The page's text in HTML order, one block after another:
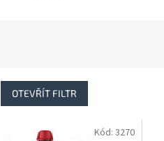
OTEVŘÍT FILTR
Kód: 3270